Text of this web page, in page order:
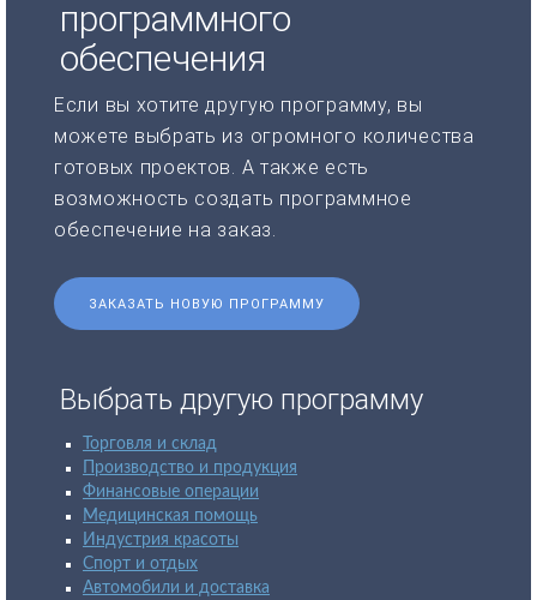
программного
обеспечения
Если вы хотите другую программу, вы
можете выбрать из огромного количества
готовых проектов. А также есть
возможность создать программное
обеспечение на заказ.
ЗАКАЗАТЬ НОВУЮ ПРОГРАММУ
Выбрать другую программу
Торговля и склад
Производство и продукция
Финансовые операции
Медицинская помощь
Индустрия красоты
Спорт и отдых
Автомобили и доставка